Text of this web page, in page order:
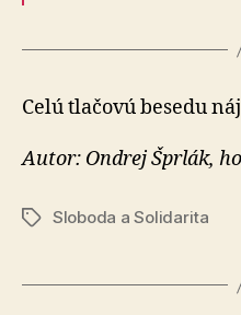
Celú tlačovú besedu
Autor: Ondrej Šprlák,
ZnačkySloboda a Solidarita